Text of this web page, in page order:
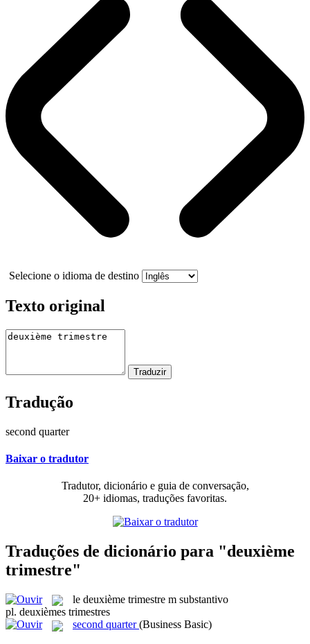
Selecione o idioma de destino
Texto original
Tradução
second quarter
Baixar o tradutor
Tradutor, dicionário e guia de conversação,
20+ idiomas, traduções favoritas.
Traduções de dicionário para "deuxième
trimestre"
le deuxième trimestre m substantivo
pl. deuxièmes trimestres
second quarter (Business Basic)